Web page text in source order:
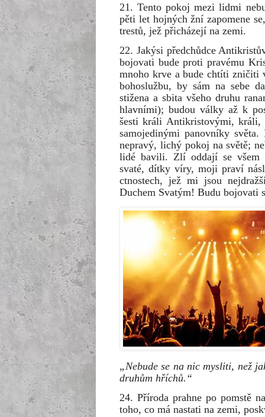
21. Tento pokoj mezi lidmi
pěti let hojných žní zapomene
trestů, jež přicházejí na zemi.
22. Jakýsi předchůdce
bojovati bude proti pravému
mnoho krve a bude chtíti zničiti
bohoslužbu, by sám na sebe
stižena a sbita všeho druhu
hlavními); budou války až k
šesti králi Antikristovými,
samojedinými panovníky
nepravý, lichý pokoj na světě;
lidé bavili. Zlí oddají se všem
svaté, dítky víry, moji praví
ctnostech, jež mi jsou
Duchem Svatým! Budu bojovati
„Nebude se na nic mysliti, než
druhům hříchů.“
24. Příroda prahne po pomstě
toho, co má nastati na zemi,